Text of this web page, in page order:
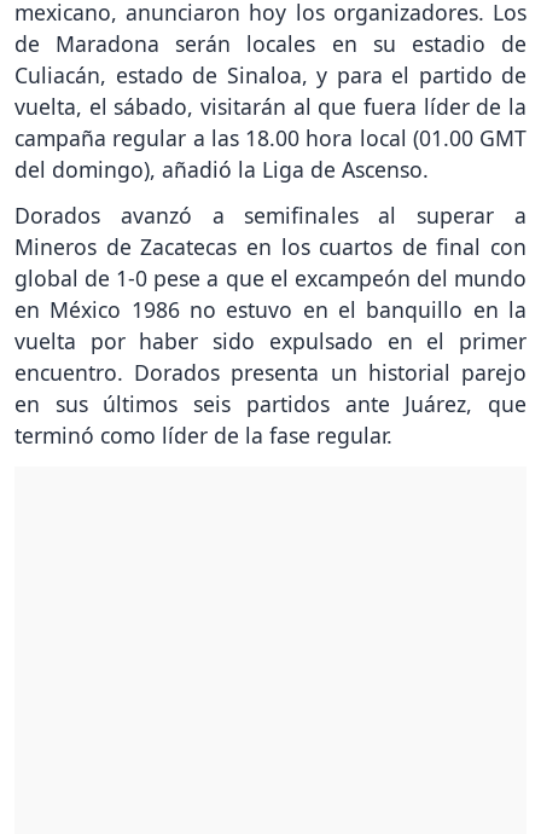
mexicano, anunciaron hoy los organizadores. Los
de Maradona serán locales en su estadio de
Culiacán, estado de Sinaloa, y para el partido de
vuelta, el sábado, visitarán al que fuera líder de la
campaña regular a las 18.00 hora local (01.00 GMT
del domingo), añadió la Liga de Ascenso.
Dorados avanzó a semifinales al superar a
Mineros de Zacatecas en los cuartos de final con
global de 1-0 pese a que el excampeón del mundo
en México 1986 no estuvo en el banquillo en la
vuelta por haber sido expulsado en el primer
encuentro. Dorados presenta un historial parejo
en sus últimos seis partidos ante Juárez, que
terminó como líder de la fase regular.